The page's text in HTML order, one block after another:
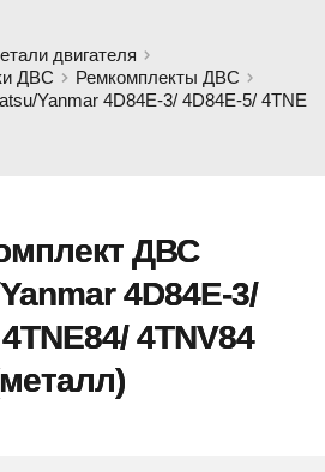
двигателя
ДВС
Ремкомплекты ДВС
Yanmar 4D84E-3/ 4D84E-5/ 4TNE
ДВС
4D84E-3/
4TNV84